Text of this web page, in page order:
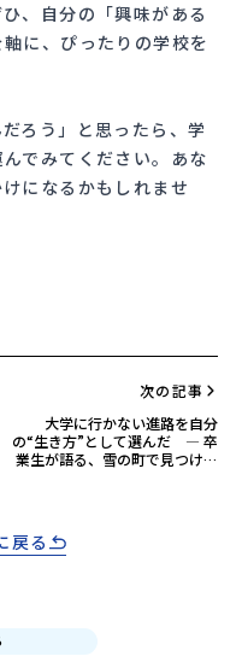
、自分の「興味がある
に、ぴったりの学校を
ろう」と思ったら、学
でみてください。あな
になるかもしれませ
次の記事
大学に行かない進路を自分
の“生き方”として選んだ ― 卒
業生が語る、雪の町で見つけた
戻る